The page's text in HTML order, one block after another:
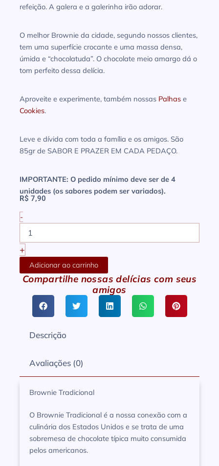
refeição. A galera e a galerinha irão adorar.
O melhor Brownie da cidade, segundo nossos clientes,
tem uma superfície crocante e uma massa densa,
úmida e “chocolatuda”. O chocolate meio amargo dá o
tom perfeito dessa delícia.
Aproveite e experimente, também nossas Palhas e
Cookies.
Leve e dívida com toda a família e os amigos. São
85gr de SABOR E PRAZER EM CADA PEDAÇO.
IMPORTANTE: O pedido mínimo deve ser de 4
unidades (os sabores podem ser variados).
R$ 7,90
-
Brownie
Tradicional
quantidade
+
Adicionar ao carrinho
Compartilhe nossas delícias com seus
amigos
Descrição
Avaliações (0)
Brownie Tradicional
O Brownie Tradicional é a nossa conexão com a
culinária dos Estados Unidos e se trata de uma
sobremesa de chocolate típica muito consumida
pelos americanos.